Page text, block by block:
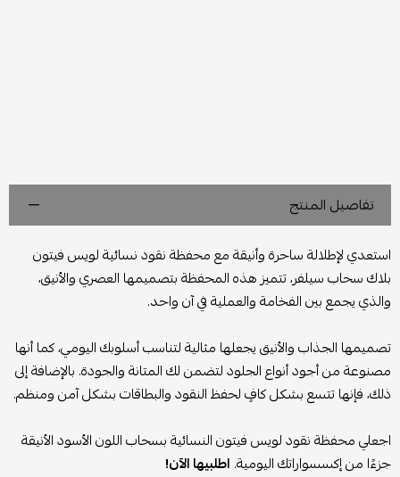
تفاصيل المنتج
استعدي لإطلالة ساحرة وأنيقة مع محفظة نقود نسائية لويس فيتون
بلاك سحاب سيلفر، تتميز هذه المحفظة بتصميمها العصري والأنيق،
والذي يجمع بين الفخامة والعملية في آن واحد.
تصميمها الجذاب والأنيق يجعلها مثالية لتناسب أسلوبك اليومي، كما أنها
مصنوعة من أجود أنواع الجلود لتضمن لك المتانة والجودة. بالإضافة إلى
ذلك، فإنها تتسع بشكل كافٍ لحفظ النقود والبطاقات بشكل آمن ومنظم.
اجعلي محفظة نقود لويس فيتون النسائية بسحاب اللون الأسود الأنيقة
جزءًا من إكسسواراتك اليومية. اطلبيها الآن!